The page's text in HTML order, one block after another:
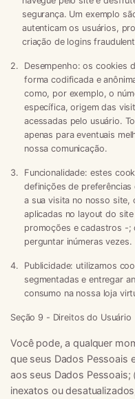
segurança. Um exemplo
autenticam os usuários,
criação de logins
Desempenho: os cookies
forma codificada e
como, por exemplo, o
específica, origem das
acessadas pelo usuário.
apenas para eventuais
nossa comunicação.
Funcionalidade: estes
definições de
a sua visita no nosso site,
aplicadas no layout do
promoções e cadastros -;
perguntar inúmeras vezes.
Publicidade: utilizamos
segmentadas e entregar
consumo na nossa loja
Seção 9 - Direitos do Usuário
Você pode, a qualquer
que seus Dados Pessoais
aos seus Dados Pessoais;
inexatos ou